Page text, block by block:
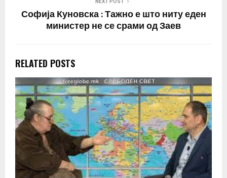
NEXT POST
Софија Куновска : Тажно е што ниту еден
министер не се срами од Заев
RELATED POSTS